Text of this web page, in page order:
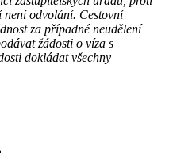
není odvolání. Cestovní
za případné neudělení
žádosti o víza s
dokládat všechny